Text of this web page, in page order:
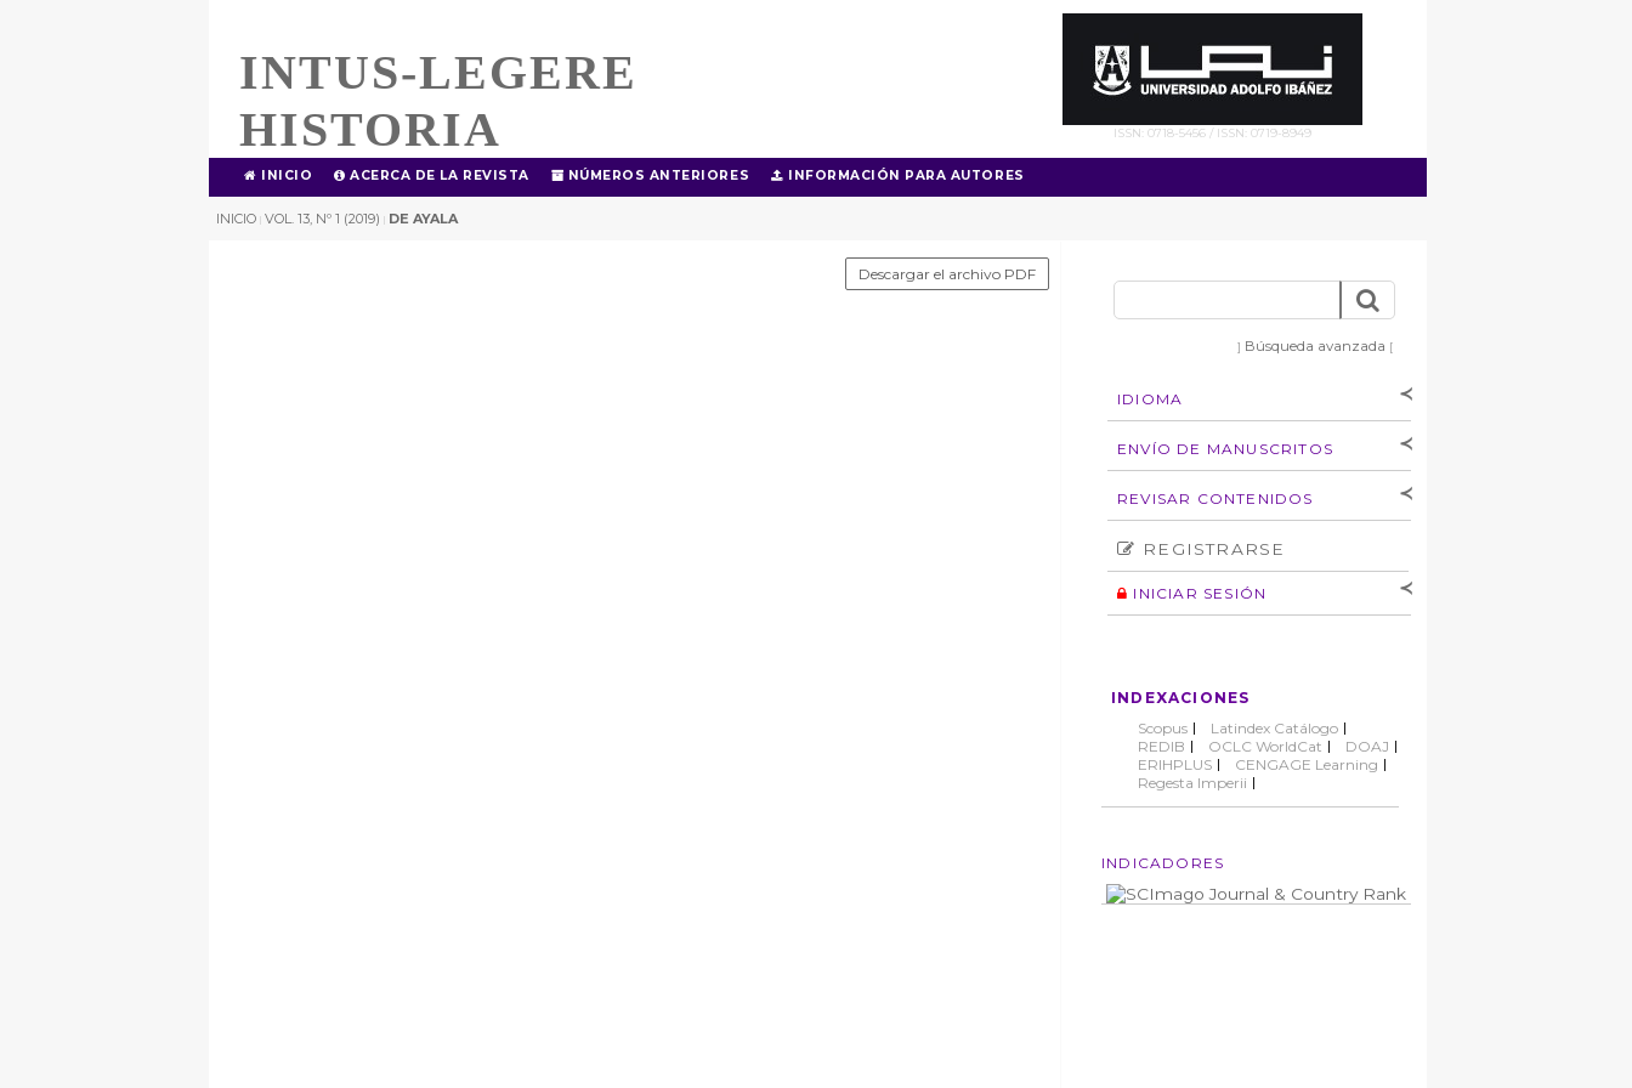
INTUS-LEGERE
HISTORIA
ISSN: 0718-5456 / ISSN: 0719-8949
INICIO ACERCA DE LA REVISTA NÚMEROS ANTERIORES INFORMACIÓN PARA AUTORES
INICIO | VOL. 13, Nº 1 (2019) | DE AYALA
] Búsqueda avanzada [
IDIOMA
[Español ] [English]
ENVÍO DE MANUSCRITOS
autores
Derechos de autoría
Normas éticas
REVISAR CONTENIDOS
Número
Autor
REGISTRARSE
INICIAR SESIÓN
INDEXACIONES
Scopus
Latindex Catálogo
REDIB
OCLC WorldCat
DOAJ
ERIHPLUS
CENGAGE Learning
Regesta Imperii
INDICADORES
Descargar el archivo PDF